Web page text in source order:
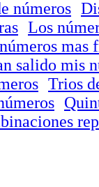
números
Los
mas
salido mis
Trios